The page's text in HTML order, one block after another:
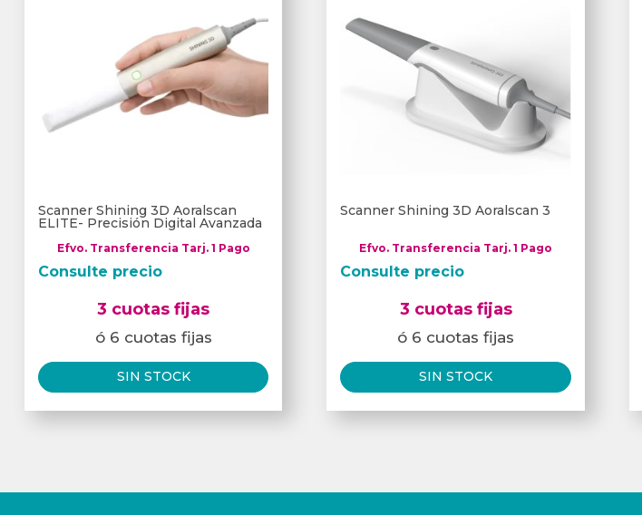
Scanner Shining 3D Aoralscan
ELITE- Precisión Digital Avanzada
Efvo. Transferencia Tarj. 1 Pago
Consulte precio
3 cuotas fijas
ó 6 cuotas fijas
SIN STOCK
Scanner Shining 3D Aoralscan 3
Efvo. Transferencia Tarj. 1 Pago
Consulte precio
3 cuotas fijas
ó 6 cuotas fijas
SIN STOCK